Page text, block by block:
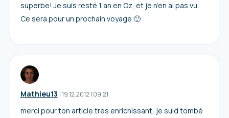
superbe! Je suis resté 1 an en Oz, et je n’en ai pas vu.
Ce sera pour un prochain voyage 🙂
Mathieu13 I19.12.2012 | 09:21
merci pour ton article tres enrichissant, je suid tombé